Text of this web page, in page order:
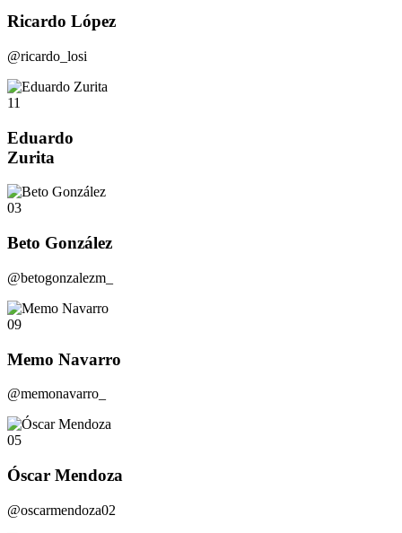
Ricardo López
@ricardo_losi
11
Eduardo
Zurita
03
Beto González
@betogonzalezm_
09
Memo Navarro
@memonavarro_
05
Óscar Mendoza
@oscarmendoza02